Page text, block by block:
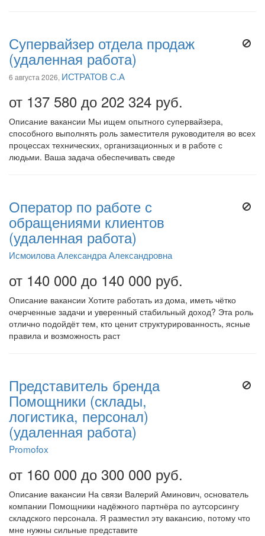
Супервайзер отдела продаж
(удаленная работа)
6 августа 2026, ИСТРАТОВ С.А
от 137 580 до 202 324 руб.
Описание вакансии Мы ищем опытного супервайзера,
способного выполнять роль заместителя руководителя во всех
процессах технических, организационных и в работе с
людьми. Ваша задача обеспечивать сведе
Оператор по работе с
обращениями клиентов
(удаленная работа)
Исмоилова Александра Александровна
от 140 000 до 140 000 руб.
Описание вакансии Хотите работать из дома, иметь чётко
очерченные задачи и уверенный стабильный доход? Эта роль
отлично подойдёт тем, кто ценит структурированность, ясные
правила и возможность раст
Представитель бренда
Помощники (склады,
логистика, персонал)
(удаленная работа)
Promofox
от 160 000 до 300 000 руб.
Описание вакансии На связи Валерий Аминович, основатель
компании Помощники надёжного партнёра по аутсорсингу
складского персонала. Я разместил эту вакансию, потому что
мне нужны сильные представите